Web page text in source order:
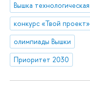
Вышка технологическая
конкурс «Твой проект»
олимпиады Вышки
Приоритет 2030